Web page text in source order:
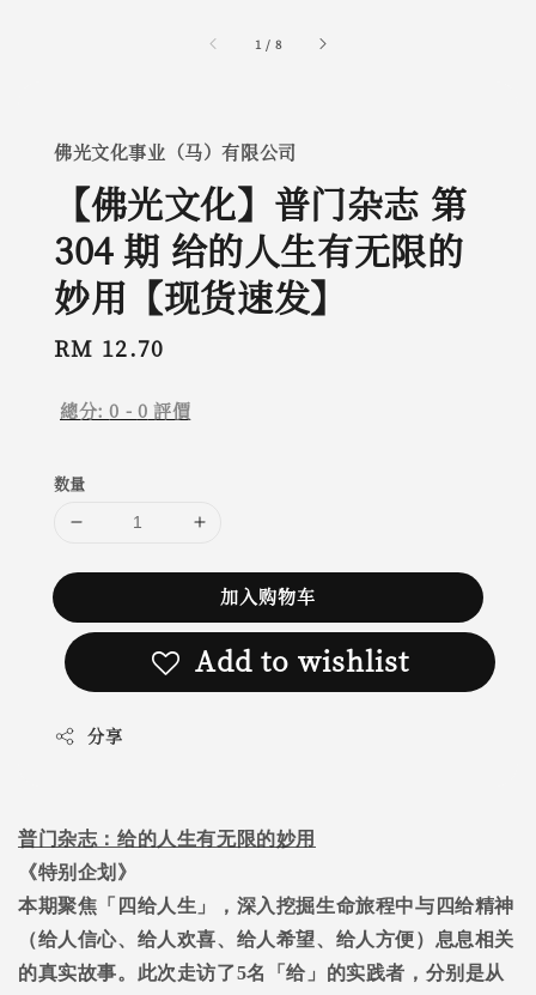
1 / 8
佛光文化事业（马）有限公司
【佛光文化】普门杂志 第
304 期 给的人生有无限的
妙用【现货速发】
Regular
RM 12.70
總分:0 - 0 評價
数量
加入购物车
Add to wishlist
分享
普门杂志：给的人生有无限的妙用
《特别企划》
本期聚焦「四给人生」，深入挖掘生命旅程中与四给精神
（给人信心、给人欢喜、给人希望、给人方便）息息相关
的真实故事。此次走访了5名「给」的实践者，分别是从